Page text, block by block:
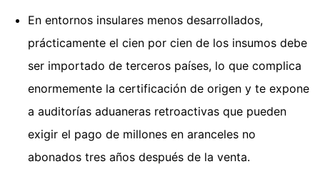
En entornos insulares menos desarrollados,
prácticamente el cien por cien de los insumos debe
ser importado de terceros países, lo que complica
enormemente la certificación de origen y te expone
a auditorías aduaneras retroactivas que pueden
exigir el pago de millones en aranceles no
abonados tres años después de la venta.